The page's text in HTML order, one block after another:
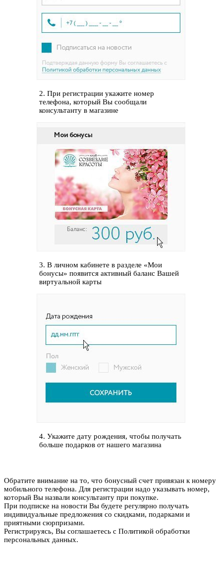
2. При регистрации укажите номер
телефона, который Вы сообщали
консультанту в магазине
3. В личном кабинете в разделе «Мои
бонусы» появится активный баланс Вашей
виртуальной карты
4. Укажите дату рождения, чтобы получать
больше подарков от нашего магазина
Обратите внимание на то, что бонусный счет привязан к номеру
мобильного телефона. Для регистрации надо указывать номер,
который Вы назвали консультанту при покупке.
При подписке на новости Вы будете регулярно получать
индивидуальные предложения со скидками, подарками и
приятными сюрпризами.
Регистрируясь, Вы соглашаетесь с Политикой обработки
персональных данных.